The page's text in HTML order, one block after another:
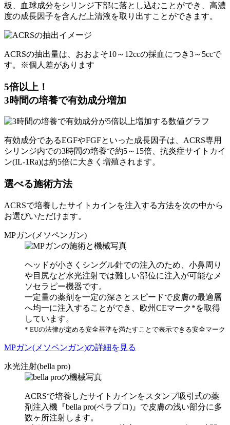
板、血球成分をシリンジ下部に落とし込むことができ、高濃
度の成長因子を含んだ上清液を取り出すことができます。
ACRSの抽出量は、おおよそ10～12ccの採血につき3～5ccで
す。
※個人差があります
5倍以上！
3時間の培養で有効成分増加
有効成分であるEGFやFGFといった成長因子は、ACRS専用
シリンジ内での3時間の培養で約5～15倍、抗炎症サイトカイ
ン(IL-1Ra)は約5倍に大きく増殖されます。
選べる施術方法
ACRSで培養したサイトカインを注入する方法を次の中から
お選びいただけます。
MPガン(メソペンガン)
ヘッドが小さくシングル針での注入のため、小鼻周り
や目尻など水光注射では難しい部位に注入が可能なメ
ソセラピー機器です。
一定量の薬剤を一定の深さとスピードで皮膚の最適層
へ均一に注入することができ、欧州CEマーク*を取得
しています。
* EUの法律が定める安全基準を満たすことで表示できる安全マーク
MPガン(メソペンガン)の詳細を見る
水光注射(bella pro)
ACRSで培養したサイトカインをスタンプ吸引式の薬
剤注入機『bella pro(ベラプロ)』で皮膚の浅い部分に多
数ヶ所注射します。